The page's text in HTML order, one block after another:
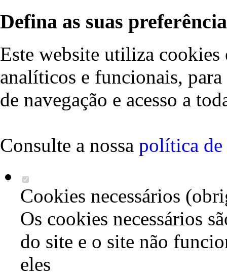
Defina as suas
Este website utiliza cookies
analíticos e funcionais,
de navegação e acesso a
Consulte a nossa política de
Cookies necessários
Os cookies necessários
do site e o site não
eles